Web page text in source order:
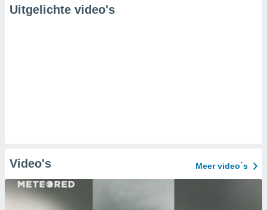
Uitgelichte video's
Video's Meer video´s